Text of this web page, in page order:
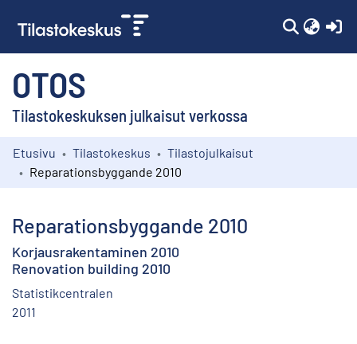
OTOS
Tilastokeskuksen julkaisut verkossa
Kokoelmat
Etusivu Tilastokeskus
Tilastojulkaisut
Reparationsbyggande 2010
Reparationsbyggande 2010
Korjausrakentaminen 2010
Renovation building 2010
Statistikcentralen
2011